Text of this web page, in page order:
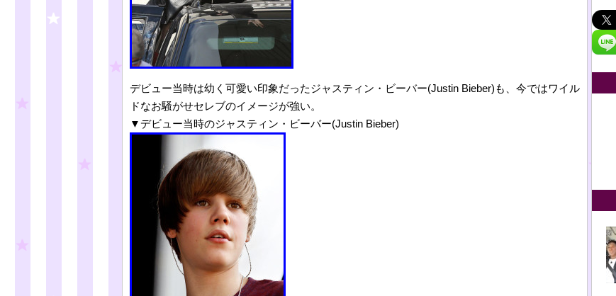
デビュー当時は幼く可愛い印象だったジャスティン・ビーバー(Justin Bieber)も、今ではワイル
ドなお騒がせセレブのイメージが強い。
▼デビュー当時のジャスティン・ビーバー(Justin Bieber)